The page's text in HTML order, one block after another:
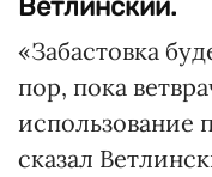
Ветлинский.
«Забастовка
пор, пока
использование
сказал